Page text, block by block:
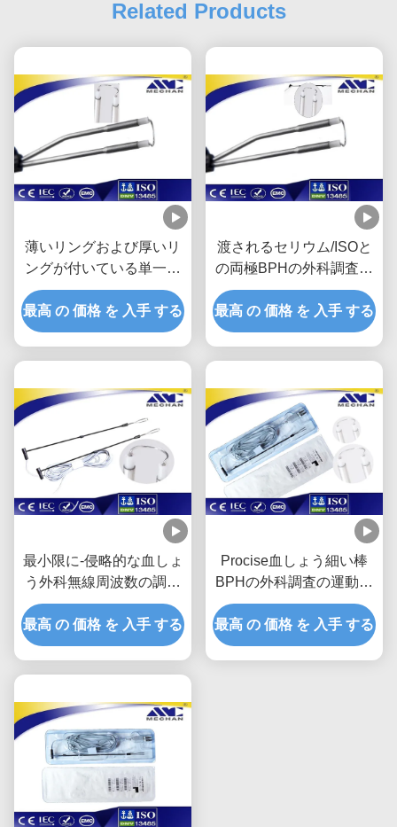
Related Products
薄いリングおよび厚いリ
ングが付いている単一の
ループ設計BPH外科血し
ょう調査
最高 の 価格 を 入手 する
渡されるセリウム/ISOと
の両極BPHの外科調査血
しょう運動切断
最高 の 価格 を 入手 する
最小限に-侵略的な血しょ
う外科無線周波数の調査
両極TURP
最高 の 価格 を 入手 する
Procise血しょう細い棒
BPHの外科調査の運動血
しょう両極TURP
最高 の 価格 を 入手 する